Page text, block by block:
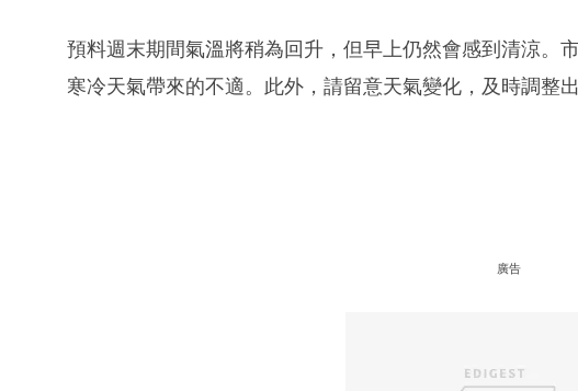
預料週末期間氣溫將稍為回升，但早上仍然會感到清涼。
寒冷天氣帶來的不適。此外，請留意天氣變化，及時調整
廣告